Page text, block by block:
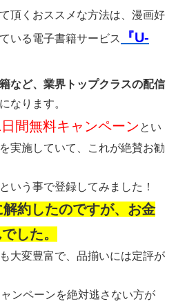
頂くおススメな方法は、漫画好
いる電子書籍サービス
『U-
など、業界トップクラスの配信
になります。
間無料キャンペーンとい
実施していて、これが絶賛お勧
いう事で登録してみました！
約したのですが、お金
した。
大変豊富で、品揃いには定評が
ンペーンを絶対逃さない方が